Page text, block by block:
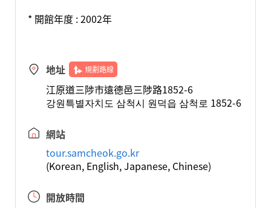
* 開館年度 : 2002年
地址 規劃路線
江原道三陟市遠德邑三陟路1852-6
강원특별자치도 삼척시 원덕읍 삼척로 1852-6
網站
tour.samcheok.go.kr
(Korean, English, Japanese, Chinese)
開放時間